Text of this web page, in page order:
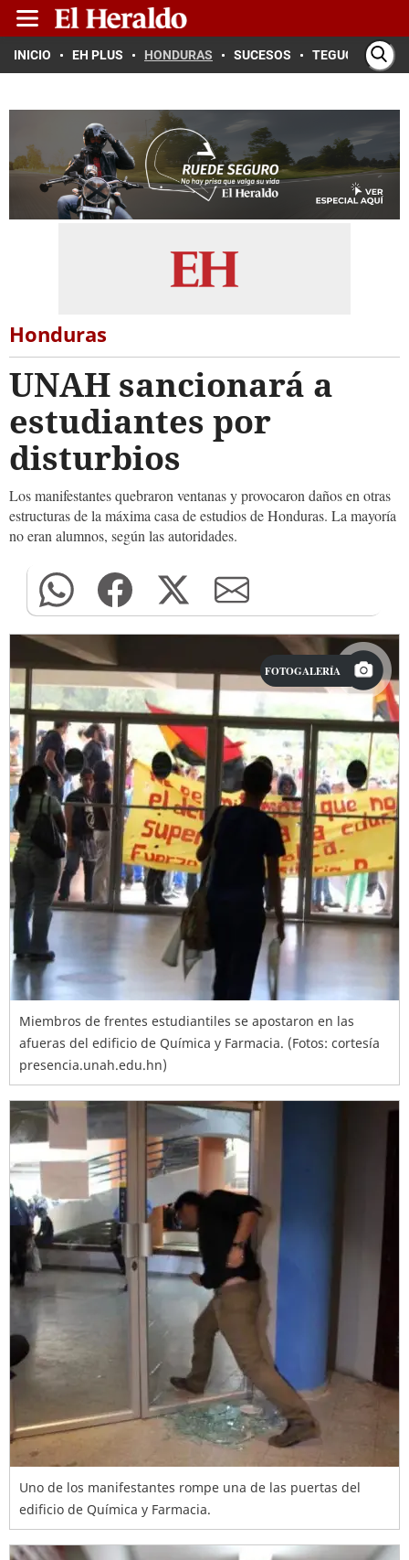
INICIO EH PLUS HONDURAS SUCESOS TEGUCIGALPA
Honduras
UNAH sancionará a
estudiantes por
disturbios
Los manifestantes quebraron ventanas y provocaron daños en otras
estructuras de la máxima casa de estudios de Honduras. La mayoría
no eran alumnos, según las autoridades.
FOTOGALERÍA
Miembros de frentes estudiantiles se apostaron en las
afueras del edificio de Química y Farmacia. (Fotos: cortesía
presencia.unah.edu.hn)
Uno de los manifestantes rompe una de las puertas del
edificio de Química y Farmacia.